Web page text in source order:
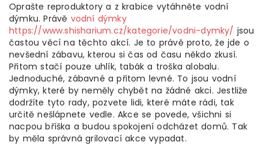
Oprašte reproduktory a z krabice vytáhněte vodní
dýmku. Právě vodní dýmky
https://www.shisharium.cz/kategorie/vodni-dymky/ jsou
častou věcí na těchto akcí. Je to právě proto, že jde o
nevšední zábavu, kterou si čas od času někdo zkusí.
Přitom stačí pouze uhlík, tabák a troška alobalu.
Jednoduché, zábavné a přitom levné. To jsou vodní
dýmky, které by neměly chybět na žádné akci. Jestliže
dodržíte tyto rady, pozvete lidi, které máte rádi, tak
určitě nešlápnete vedle. Akce se povede, všichni si
nacpou bříška a budou spokojení odcházet domů. Tak
by měla správná grilovací akce vypadat.